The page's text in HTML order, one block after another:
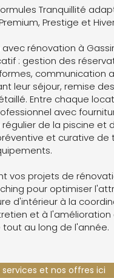
Tranquillité
Prestige et
rénovation à
: gestion des
communication
leur séjour, remise
Entre chaque
avec
de la piscine et
et curative de
vos projets de
pour optimiser
d'intérieur à la
et à
au long de l'année.
et nos offres ici